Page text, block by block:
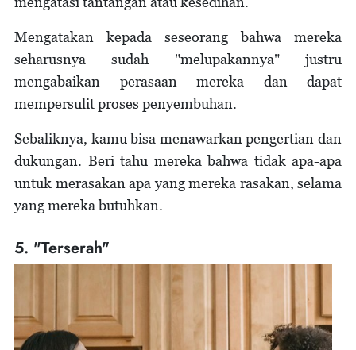
Mengatakan kepada seseorang bahwa mereka
seharusnya sudah "melupakannya" justru
mengabaikan perasaan mereka dan dapat
mempersulit proses penyembuhan.
Sebaliknya, kamu bisa menawarkan pengertian dan
dukungan. Beri tahu mereka bahwa tidak apa-apa
untuk merasakan apa yang mereka rasakan, selama
yang mereka butuhkan.
5. "Terserah"